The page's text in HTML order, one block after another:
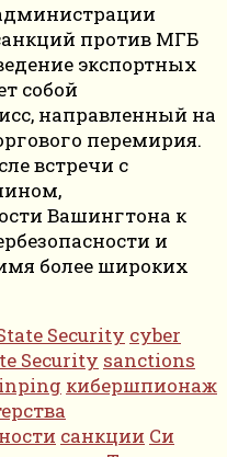
против МГБ
экспортных
собой
направленный на
перемирия.
встречи с
Вашингтона к
и
более широких
Security cyber
Security sanctions
кибершпионаж
санкции Си